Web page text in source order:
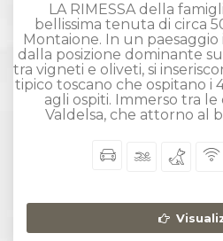
LA RIMESSA della
bellissima tenuta di circa
Montaione. In un
dalla posizione dominante
tra vigneti e oliveti, si
tipico toscano che ospitano i
agli ospiti. Immerso tra
Valdelsa, che attorno al